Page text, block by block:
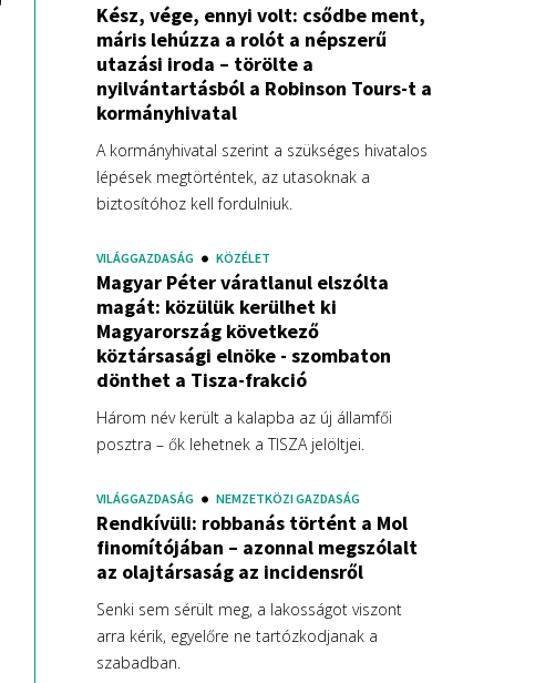
Kész, vége, ennyi volt: csődbe ment,
máris lehúzza a rolót a népszerű
utazási iroda – törölte a
nyilvántartásból a Robinson Tours-t a
kormányhivatal
A kormányhivatal szerint a szükséges hivatalos
lépések megtörténtek, az utasoknak a
biztosítóhoz kell fordulniuk.
VILÁGGAZDASÁG KÖZÉLET
Magyar Péter váratlanul elszólta
magát: közülük kerülhet ki
Magyarország következő
köztársasági elnöke - szombaton
dönthet a Tisza-frakció
Három név került a kalapba az új államfői
posztra – ők lehetnek a TISZA jelöltjei.
VILÁGGAZDASÁG NEMZETKÖZI GAZDASÁG
Rendkívüli: robbanás történt a Mol
finomítójában – azonnal megszólalt
az olajtársaság az incidensről
Senki sem sérült meg, a lakosságot viszont
arra kérik, egyelőre ne tartózkodjanak a
szabadban.